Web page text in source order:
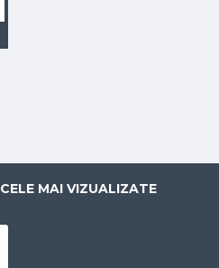
CELE MAI VIZUALIZATE